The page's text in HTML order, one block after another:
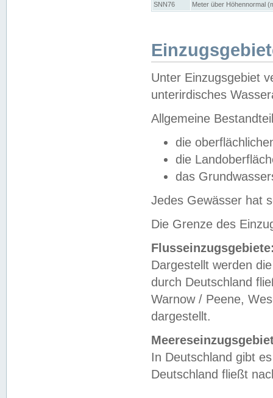
SNN76
Meter über Höhennormal
Unter Einzugsgebiet
unterirdisches
Allgemeine
die
die
das
Jedes Gewässer hat
Die Grenze des
Dargestellt werden
durch Deutschland
Warnow / Peene,
dargestellt.
In Deutschland gibt
Deutschland fließt